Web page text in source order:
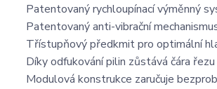
Patentovaný rychloupínací výměnný
Patentovaný anti-vibrační
Třístupňový předkmit pro optimální
Díky odfukování pilin zůstává čára
Modulová konstrukce zaručuje